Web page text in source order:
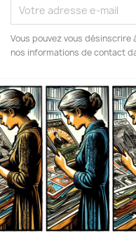
Vous pouvez vous désinscrire
nos informations de contact